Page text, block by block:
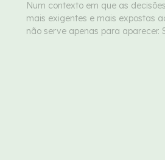
Num contexto em que as
mais exigentes e mais expostas
não serve apenas para aparecer.